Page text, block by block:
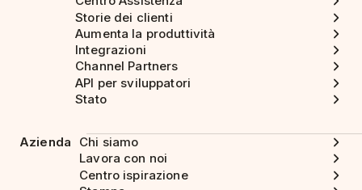
Storie dei clienti
Aumenta la produttività
Integrazioni
Channel Partners
API per sviluppatori
Stato
Azienda
Chi siamo
Lavora con noi
Centro ispirazione